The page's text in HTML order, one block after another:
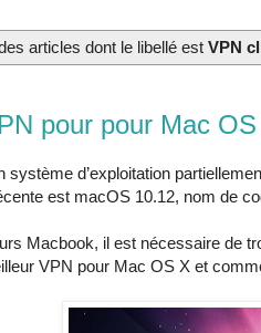
articles dont le libellé est VPN
pour pour Mac
système d’exploitation
est macOS 10.12, nom de
Macbook, il est nécessaire de
VPN pour Mac OS X et